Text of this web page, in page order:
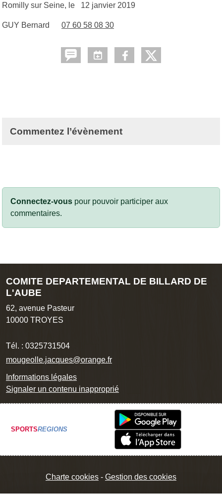
Romilly sur Seine, le 12 janvier 2019
GUY Bernard 07 60 58 08 30
Commentez l’évènement
Connectez-vous pour pouvoir participer aux
commentaires.
COMITE DEPARTEMENTAL DE BILLARD DE
L'AUBE
62, avenue Pasteur
10000 TROYES
Tél. : 0325731504
mougeolle.jacques@orange.fr
Informations légales
Signaler un contenu inapproprié
SPORTSREGIONS
Charte cookies Gestion des cookies